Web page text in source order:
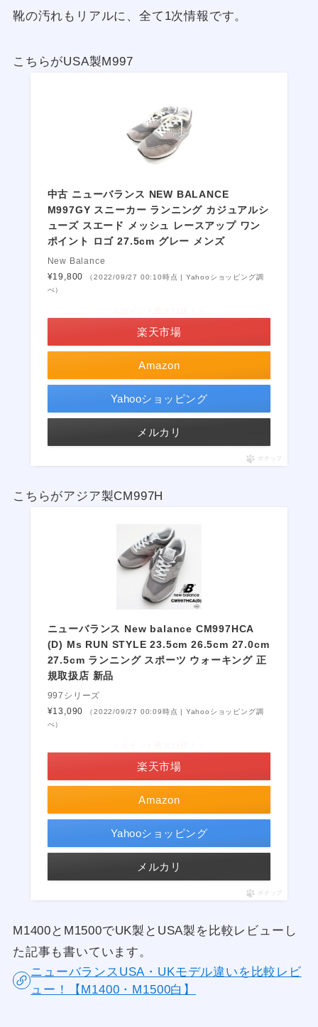
靴の汚れもリアルに、全て1次情報です。
こちらがUSA製M997
中古 ニューバランス NEW BALANCE
M997GY スニーカー ランニング カジュアルシ
ューズ スエード メッシュ レースアップ ワン
ポイント ロゴ 27.5cm グレー メンズ
New Balance
¥19,800
（2022/09/27 00:10時点 | Yahooショッピング調
べ）
Amazon
楽天市場
Yahooショッピング
メルカリ
ポチップ
こちらがアジア製CM997H
ニューバランス New balance CM997HCA
(D) Ms RUN STYLE 23.5cm 26.5cm 27.0cm
27.5cm ランニング スポーツ ウォーキング 正
規取扱店 新品
997シリーズ
¥13,090
（2022/09/27 00:09時点 | Yahooショッピング調
べ）
Amazon
楽天市場
Yahooショッピング
メルカリ
ポチップ
M1400とM1500でUK製とUSA製を比較レビューし
た記事も書いています。
ニューバランスUSA・UKモデル違いを比較レビ
ュー！【M1400・M1500白】